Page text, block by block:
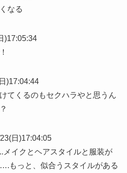
なる
)17:05:34
)17:04:44
てくるのもセクハラやと思うん
日)17:04:05
イクとヘアスタイルと服装が
もっと、似合うスタイルがある